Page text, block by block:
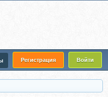
Регистрация Войти